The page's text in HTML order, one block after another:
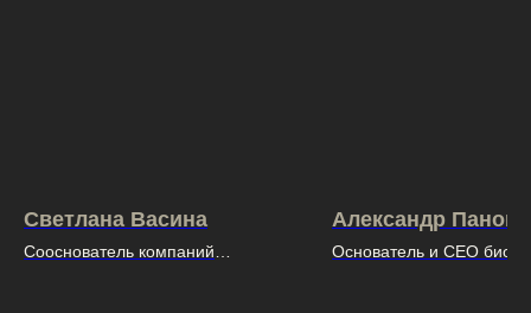
Светлана Васина
Сооснователь компаний
Александр Панов
Основатель и CEO